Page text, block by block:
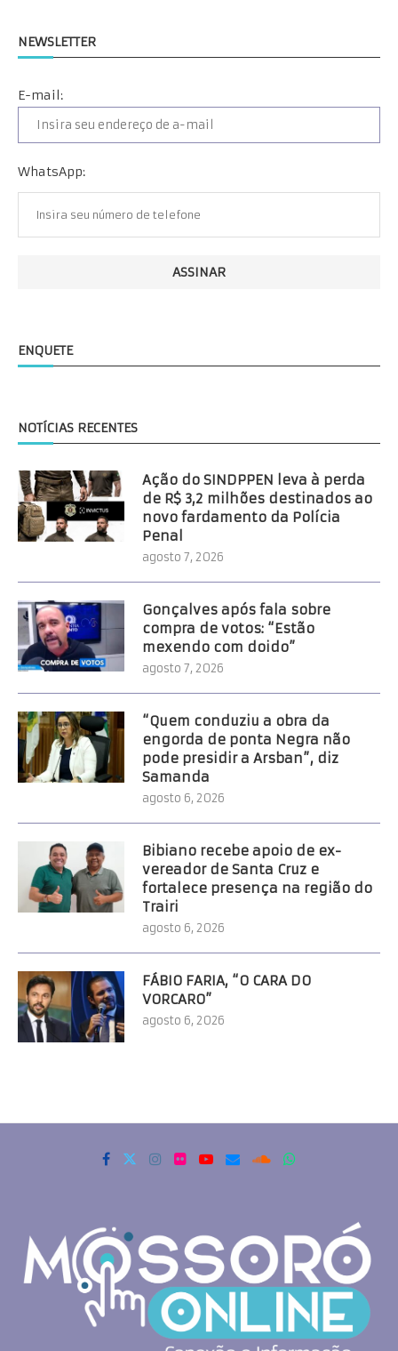
NEWSLETTER
E-mail:
WhatsApp:
ENQUETE
NOTÍCIAS RECENTES
Ação do SINDPPEN leva à perda
de R$ 3,2 milhões destinados ao
novo fardamento da Polícia
Penal
agosto 7, 2026
Gonçalves após fala sobre
compra de votos: “Estão
mexendo com doido”
agosto 7, 2026
“Quem conduziu a obra da
engorda de ponta Negra não
pode presidir a Arsban”, diz
Samanda
agosto 6, 2026
Bibiano recebe apoio de ex-
vereador de Santa Cruz e
fortalece presença na região do
Trairi
agosto 6, 2026
FÁBIO FARIA, “O CARA DO
VORCARO”
agosto 6, 2026